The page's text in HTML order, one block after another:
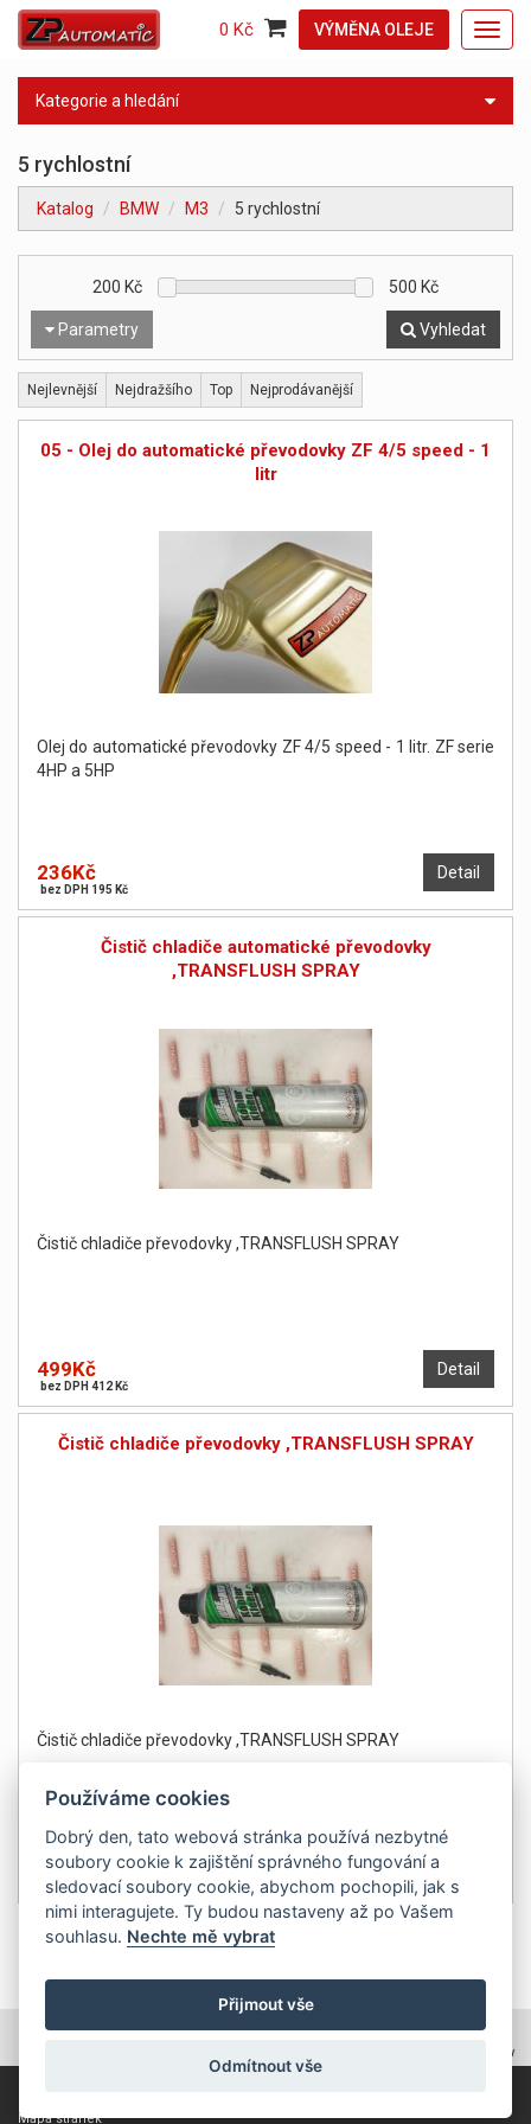
VÝMĚNA OLEJE
0 Kč
Kategorie a hledání
5 rychlostní
Katalog BMW M3 5 rychlostní
Parametry
200 Kč 500 Kč
Vyhledat
Nejlevnější Nejdražšího Top Nejprodávanější
05 - Olej do automatické převodovky ZF 4/5 speed - 1
litr
Olej do automatické převodovky ZF 4/5 speed - 1 litr. ZF serie
4HP a 5HP
Detail
236Kč
bez DPH 195 Kč
Čistič chladiče automatické převodovky
,TRANSFLUSH SPRAY
Čistič chladiče převodovky ,TRANSFLUSH SPRAY
Detail
499Kč
bez DPH 412 Kč
Čistič chladiče převodovky ,TRANSFLUSH SPRAY
Čistič chladiče převodovky ,TRANSFLUSH SPRAY
Detail
499Kč
bez DPH 412 Kč
1
Mapa stránek
TOPWEBY - webhosting, domény, tvorba www
Používáme cookies
Dobrý den, tato webová stránka používá nezbytné
soubory cookie k zajištění správného fungování a
sledovací soubory cookie, abychom pochopili, jak s
nimi interagujete. Ty budou nastaveny až po Vašem
souhlasu. Nechte mě vybrat
Přijmout vše
Odmítnout vše